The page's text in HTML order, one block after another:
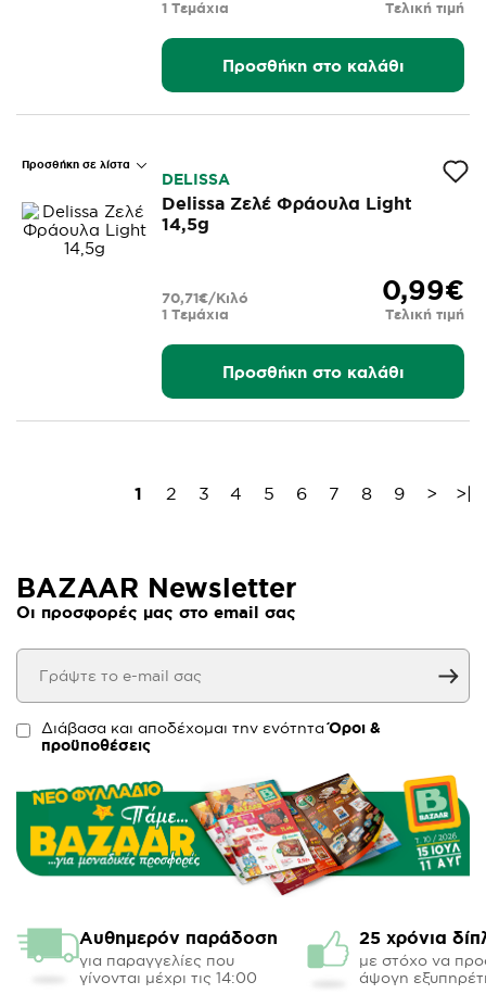
Τελική τιμή
1 Τεμάχια
Προσθήκη στο καλάθι
Προσθήκη σε λίστα
DELISSA
Delissa Ζελέ Φράουλα Light
14,5g
0,99€
Τελική τιμή
1 Τεμάχια
70,71€/Κιλό
Προσθήκη στο καλάθι
1 2 3 4 5 6 7 8 9 > >|
BAZAAR Newsletter
Οι προσφορές μας στο email σας
Διάβασα και αποδέχομαι την ενότηταΌροι &
προϋποθέσεις
Αυθημερόν παράδοση
για παραγγελίες που
γίνονται μέχρι τις 14:00
25 χρόνια
με στόχο να
άψογη